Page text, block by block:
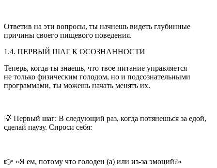
Ответив на эти вопросы, ты начнешь видеть глубинные
причины своего пищевого поведения.
1.4. ПЕРВЫЙ ШАГ К ОСОЗНАННОСТИ
Теперь, когда ты знаешь, что твое питание управляется
не только физическим голодом, но и подсознательными
программами, ты можешь начать менять их.
💡 Первый шаг: В следующий раз, когда потянешься за едой,
сделай паузу. Спроси себя:
👉 «Я ем, потому что голоден (а) или из-за эмоций?»